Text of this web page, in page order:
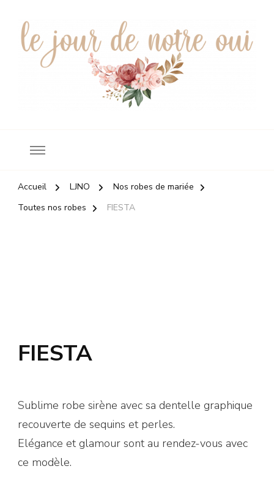
Accueil LJNO
Nos robes de mariée
Toutes nos robes
FIESTA
FIESTA
Sublime robe sirène avec sa dentelle graphique
recouverte de sequins et perles.
Elégance et glamour sont au rendez-vous avec
ce modèle.